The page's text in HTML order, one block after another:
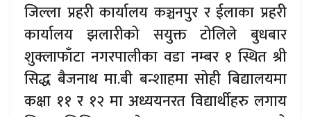
जिल्ला प्रहरी कार्यालय कञ्चनपुर र ईलाका प्रहरी
कार्यालय झलारीको सयुक्त टोलिले बुधबार
शुक्लाफाँटा नगरपालीका वडा नम्बर १ स्थित श्री
सिद्ध बैजनाथ मा.बी बन्शाहमा सोही बिद्यालयमा
कक्षा ११ र १२ मा अध्ययनरत विद्यार्थीहरु लगाय